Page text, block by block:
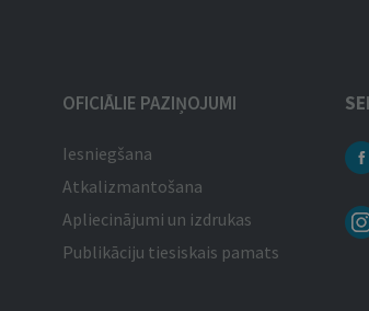
OFICIĀLIE PAZIŅOJUMI
Iesniegšana
Atkalizmantošana
Apliecinājumi un izdrukas
Publikāciju tiesiskais pamats